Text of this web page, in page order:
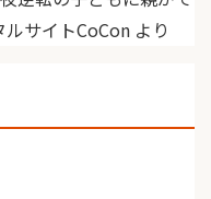
サイトCoCon より